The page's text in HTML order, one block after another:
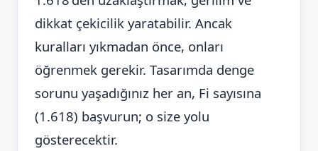
dikkat çekicilik yaratabilir. Ancak
kuralları yıkmadan önce, onları
öğrenmek gerekir. Tasarımda denge
sorunu yaşadığınız her an, Fi sayısına
(1.618) başvurun; o size yolu
gösterecektir.